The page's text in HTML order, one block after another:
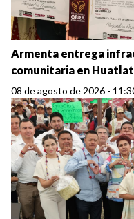
Armenta entrega
comunitaria en
08 de agosto de 2026 -